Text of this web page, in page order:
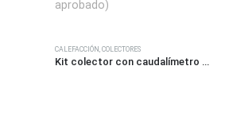
CALEFACCIÓN , COLECTORES
Kit colector con caudalímetro (armado y aprobado)